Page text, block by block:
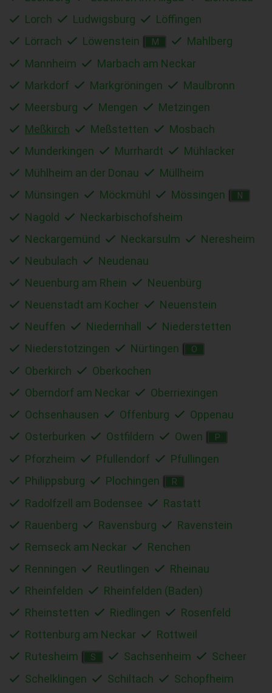
Lorch
Ludwigsburg
Löffingen
Lörrach
Löwenstein M
Mahlberg
Mannheim
Marbach am Neckar
Markdorf
Markgröningen
Maulbronn
Meersburg
Mengen
Metzingen
Meßkirch
Meßstetten
Mosbach
Munderkingen
Murrhardt
Mühlacker
Mühlheim an der Donau
Müllheim
Münsingen
Möckmühl Mössingen N
Nagold
Neckarbischofsheim
Neckargemünd
Neckarsulm
Neresheim
Neubulach
Neudenau
Neuenburg am Rhein
Neuenbürg
Neuenstadt am Kocher
Neuenstein
Neuffen
Niedernhall
Niederstetten
Niederstotzingen
Nürtingen O
Oberkirch
Oberkochen
Oberndorf am Neckar
Oberriexingen
Ochsenhausen
Offenburg
Oppenau
Osterburken
Ostfildern Owen P
Pforzheim Pfullendorf
Pfullingen
Philippsburg
Plochingen R
Radolfzell am Bodensee
Rastatt
Rauenberg
Ravensburg
Ravenstein
Remseck am Neckar
Renchen
Renningen
Reutlingen
Rheinau
Rheinfelden
Rheinfelden (Baden)
Rheinstetten
Riedlingen
Rosenfeld
Rottenburg am Neckar
Rottweil
Rutesheim
S Sachsenheim
Scheer
Schelklingen
Schiltach
Schopfheim